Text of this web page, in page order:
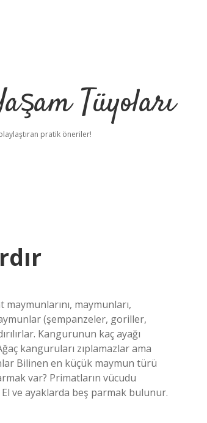
Tüyoları
pratik öneriler!
maymunları,
(şempanzeler, goriller,
Kangurunun kaç ayağı
kanguruları zıplamazlar ama
Bilinen en küçük maymun türü
var? Primatların vücudu
ve ayaklarda beş parmak bulunur.